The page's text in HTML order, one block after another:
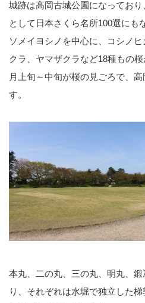
城跡は高岡古城公園になってお
として日本さくら名所100選にも
ソメイヨシノを中心に、コシノ
クラ、ヤマザクラなど18種もの
月上旬～中旬が桜の見ごろで、
す。
本丸、二の丸、三の丸、明丸、
り、それぞれは水堀で独立した